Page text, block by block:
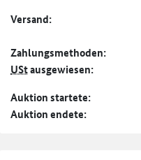
Versand:
Zahlungs­methoden:
UStausgewiesen:
Auktion startete:
Auktion endete: